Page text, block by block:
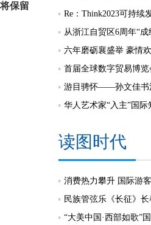
保留
Re：Think2023可持续
从浙江自贸区6周年“
首届全球数字贸易博
游目骋怀——孙文佳书
华人艺术家“入主”国
读图时代
消费热力攀升 国际游
民族管弦乐《长征》
“大美中国·西部如歌”